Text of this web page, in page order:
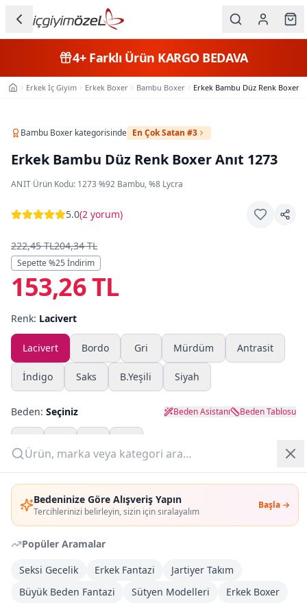
Bedeninize Göre Alışveriş Yapın
Tercihlerinizi belirleyin, sizin için sıralayalım
Başla →
Popüler Aramalar
Seksi Gecelik
Erkek Fantazi
Jartiyer Takım
Büyük Beden Fantazi
Sütyen Modelleri Erkek Boxer
Kategorileri
Erkek
Çocuk
Fantazi
Büyük
Markalar
Yazlık Pijama
Kampanyalar
OUTLET
Giriş Yap
Üye Ol
4+Farklı Ürün KARGO BEDAVA
Ana SayfaErkek İç Giyim Erkek Boxer Bambu Boxer Erkek Bambu Düz Renk Boxer
Bambu Boxer kategorisinde En Çok Satan #3
Erkek Bambu Düz Renk Boxer Anıt 1273
ANIT·Ürün Kodu: 1273·%92 Bambu, %8 Lycra
5.0(2 yorum)
222,45 TL204,34 TL
Sepette %25 İndirim
153,26 TL
Renk: Lacivert
Lacivert Bordo Gri Mürdüm Antrasit
İndigo Saks B.Yeşili Siyah
Beden: Seçiniz Beden Asistanı Beden Tablosu
Adet:
Sepete Ekle